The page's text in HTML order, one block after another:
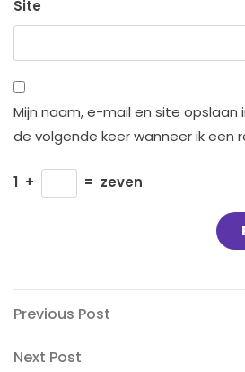
Site
Mijn naam, e-mail en site opslaan
de volgende keer wanneer ik een
1 + = zeven
Bericht
navigatie
Previous
Previous Post
Next
Next Post